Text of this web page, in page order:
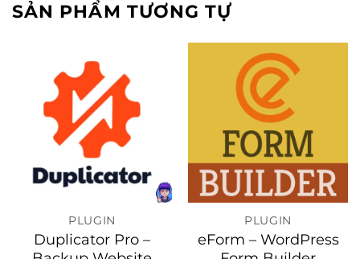
SẢN PHẨM TƯƠNG TỰ
PLUGIN
Duplicator Pro –
PLUGIN
eForm – WordPress